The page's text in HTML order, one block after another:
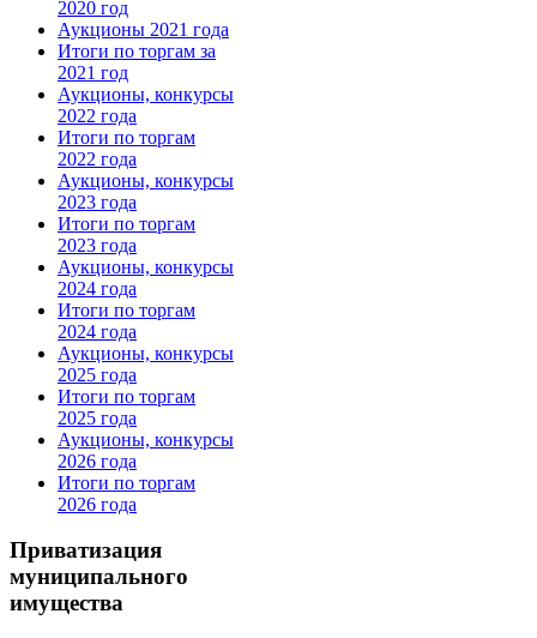
2020 год
Аукционы 2021 года
Итоги по торгам за
2021 год
Аукционы, конкурсы
2022 года
Итоги по торгам
2022 года
Аукционы, конкурсы
2023 года
Итоги по торгам
2023 года
Аукционы, конкурсы
2024 года
Итоги по торгам
2024 года
Аукционы, конкурсы
2025 года
Итоги по торгам
2025 года
Аукционы, конкурсы
2026 года
Итоги по торгам
2026 года
Приватизация
муниципального
имущества